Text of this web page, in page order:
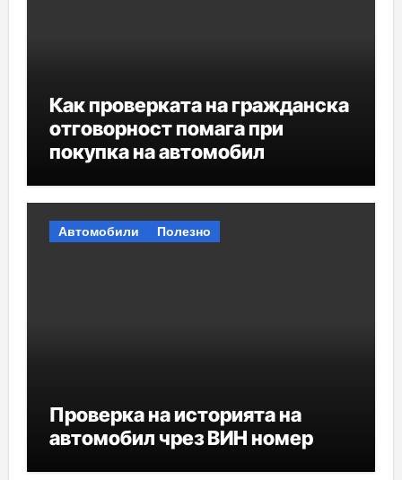
Как проверката на гражданска
отговорност помага при
покупка на автомобил
Автомобили Полезно
Проверка на историята на
автомобил чрез ВИН номер